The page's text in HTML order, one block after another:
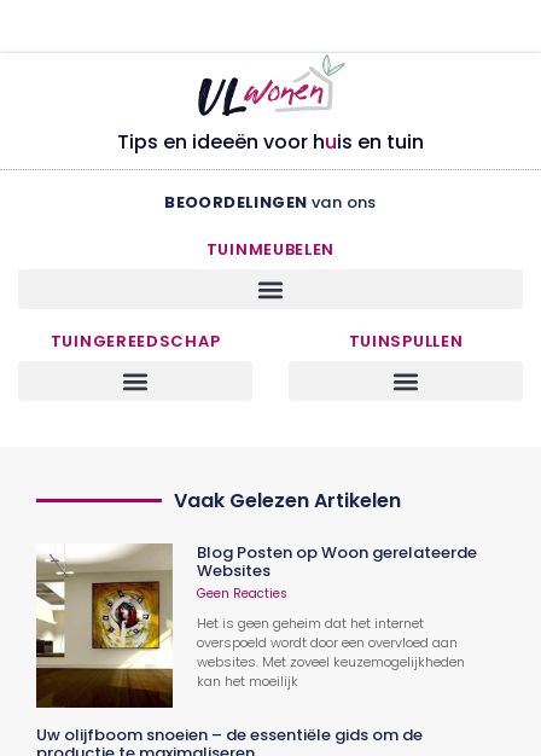
Tips en ideeën voor huis en tuin
BEOORDELINGEN van ons
TUINMEUBELEN
TUINGEREEDSCHAP TUINSPULLEN
Vaak Gelezen Artikelen
Blog Posten op Woon gerelateerde
Websites
Geen Reacties
Het is geen geheim dat het internet
overspoeld wordt door een overvloed aan
websites. Met zoveel keuzemogelijkheden
kan het moeilijk
Uw olijfboom snoeien – de essentiële gids om de